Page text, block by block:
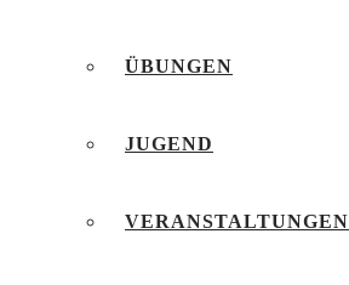
ÜBUNGEN
JUGEND
VERANSTALTUNGEN